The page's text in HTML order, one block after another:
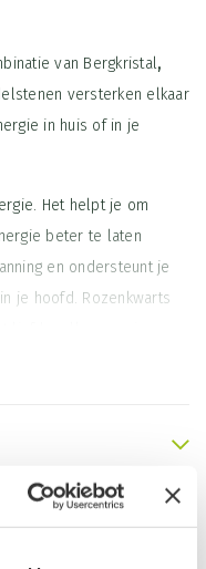
van Bergkristal,
versterken elkaar
in huis of in je
Het helpt je om
beter te laten
en ondersteunt je
je hoofd. Rozenkwarts
liefdevolle energie,
in je systeem en
slaapkamer of
te harmoniseren.